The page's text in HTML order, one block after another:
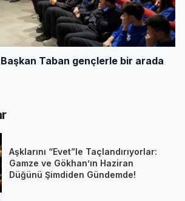
Başkan Taban gençlerle bir arada
Aşklarını “Evet”le Taçlandırıyorlar:
Gamze ve Gökhan’ın Haziran
Düğünü Şimdiden Gündemde!